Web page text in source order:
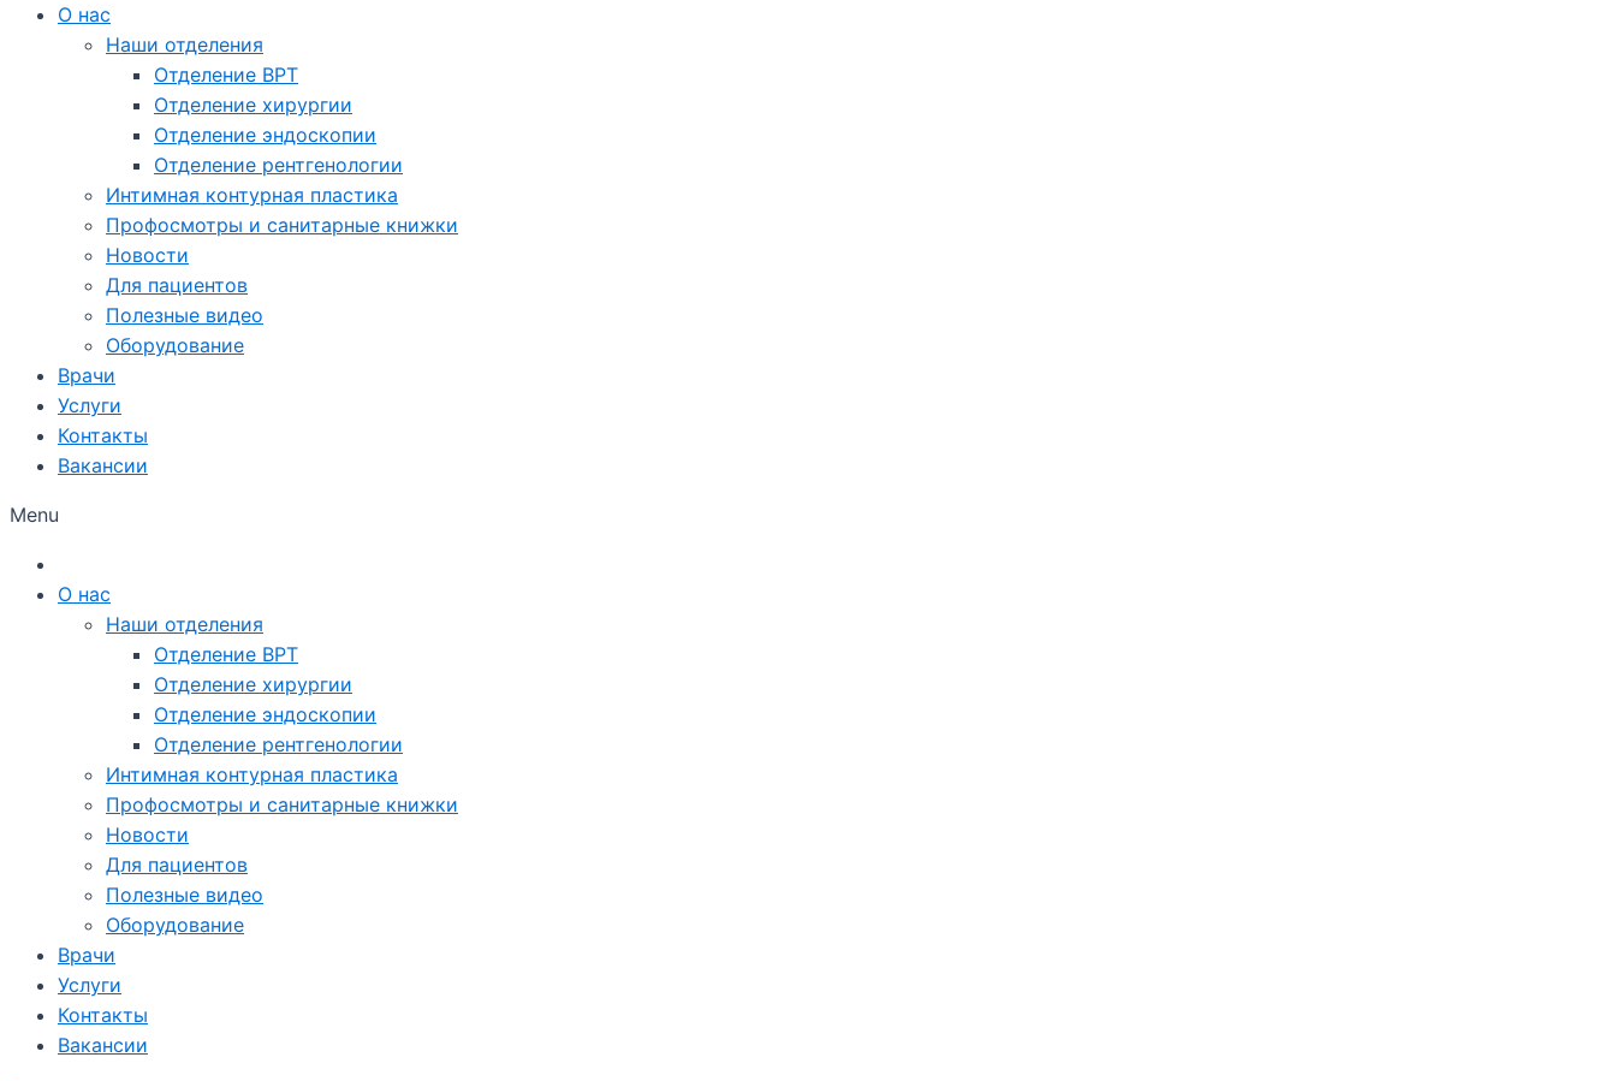
О нас
Наши отделения
Отделение ВРТ
Отделение хирургии
Отделение эндоскопии
Отделение рентгенологии
Интимная контурная пластика
Профосмотры и санитарные книжки
Новости
Для пациентов
Полезные видео
Оборудование
Врачи
Услуги
Контакты
Вакансии
Menu
О нас
Наши отделения
Отделение ВРТ
Отделение хирургии
Отделение эндоскопии
Отделение рентгенологии
Интимная контурная пластика
Профосмотры и санитарные книжки
Новости
Для пациентов
Полезные видео
Оборудование
Врачи
Услуги
Контакты
Вакансии